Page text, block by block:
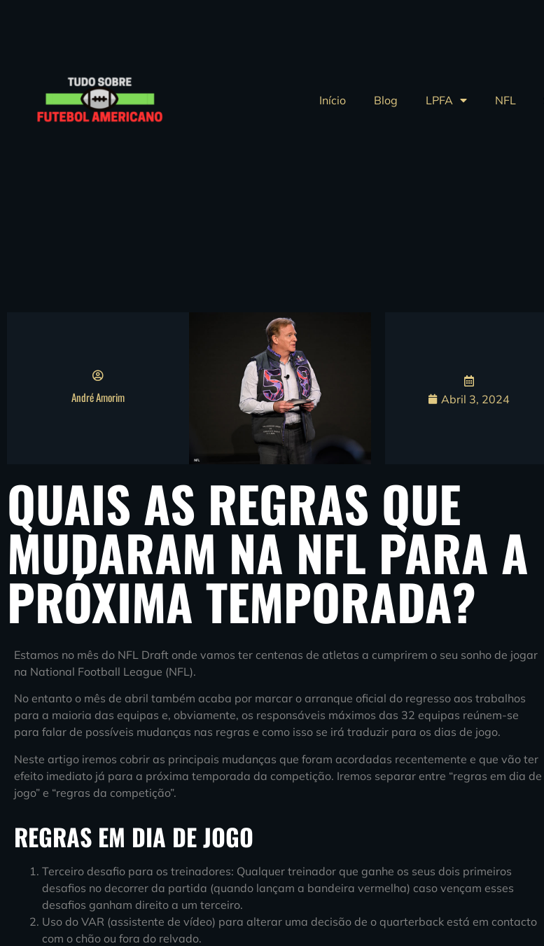
Início Blog LPFA NFL
André Amorim Abril 3, 2024
QUAIS AS REGRAS QUE
MUDARAM NA NFL PARA A
PRÓXIMA TEMPORADA?
Estamos no mês do NFL Draft onde vamos ter centenas de atletas a cumprirem o seu sonho de jogar
na National Football League (NFL).
No entanto o mês de abril também acaba por marcar o arranque oficial do regresso aos trabalhos
para a maioria das equipas e, obviamente, os responsáveis máximos das 32 equipas reúnem-se
para falar de possíveis mudanças nas regras e como isso se irá traduzir para os dias de jogo.
Neste artigo iremos cobrir as principais mudanças que foram acordadas recentemente e que vão ter
efeito imediato já para a próxima temporada da competição. Iremos separar entre “regras em dia de
jogo” e “regras da competição”.
REGRAS EM DIA DE JOGO
Terceiro desafio para os treinadores: Qualquer treinador que ganhe os seus dois primeiros
desafios no decorrer da partida (quando lançam a bandeira vermelha) caso vençam esses
desafios ganham direito a um terceiro.
Uso do VAR (assistente de vídeo) para alterar uma decisão de o quarterback está em contacto
com o chão ou fora do relvado.